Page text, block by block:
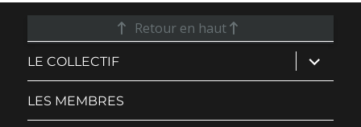
Retour en haut
LE COLLECTIF ouvrir
le
sous-
LES MEMBRES